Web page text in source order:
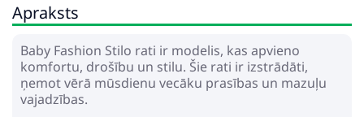
Apraksts
Baby Fashion Stilo rati ir modelis, kas apvieno
komfortu, drošību un stilu. Šie rati ir izstrādāti,
ņemot vērā mūsdienu vecāku prasības un mazuļu
vajadzības.